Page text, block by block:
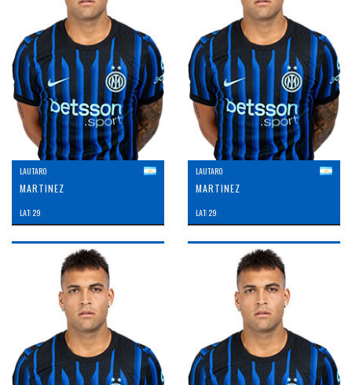
LAUTARO
MARTINEZ
LAT: 29
LAUTARO
MARTINEZ
LAT: 29